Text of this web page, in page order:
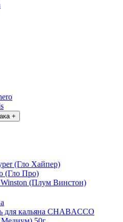
+
(Гло Хайпер)
(Гло Про)
(Плум Винстон)
для кальяна CHABACCO